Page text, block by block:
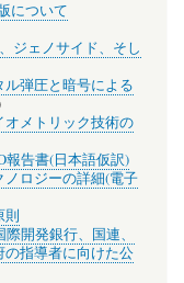
について
ジェノサイド、そし
ル弾圧と暗号による
メトリック技術の
報告書(日本語仮訳)
ロジーの詳細(電子
則
開発銀行、国連、
の指導者に向けた公